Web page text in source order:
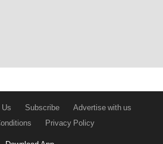
Subscribe
Advertise with us
Privacy Policy